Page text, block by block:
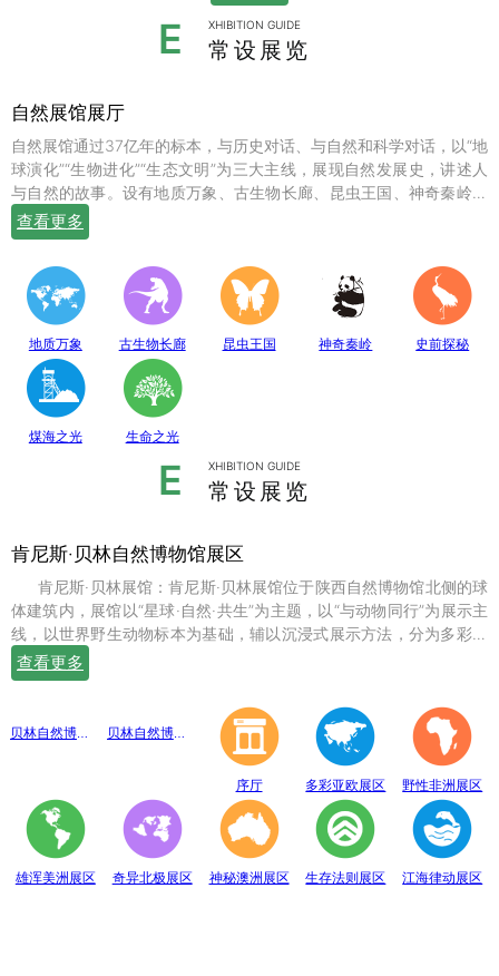
E XHIBITION GUIDE
常设展览
自然展馆展厅
自然展馆通过37亿年的标本，与历史对话、与自然和科学对话，以“地
球演化”“生物进化”“生态文明”为三大主线，展现自然发展史，讲述人
与自然的故事。设有地质万象、古生物长廊、昆虫王国、神奇秦岭、
史前探秘、煤海之光和生命之光七个常设展厅，陈列有岩石鼻祖紫苏
斜长麻粒岩等矿物标本；有鱼龙、翼龙、马门溪龙、似银杏、新芦木
等珍贵的化石；有秦岭大熊猫、金丝猴、羚牛、朱鹮、珙桐、独叶草
等珍稀动植物标本，呈现出一幅绚丽多姿的地球生命物种演化图。
查看更多
地质万象 古生物长廊 昆虫王国 神奇秦岭 史前探秘
煤海之光 生命之光
E XHIBITION GUIDE
常设展览
肯尼斯·贝林自然博物馆展区
体建筑内，展馆以“星球·自然·共生”为主题，以“与动物同行”为展示主
线，以世界野生动物标本为基础，辅以沉浸式展示方法，分为多彩亚
欧、野性非洲、雄浑美洲、奇异北极、神秘澳洲、生存法则、江海律
动、穹幕影院、勇敢者通道、互动体验等10个展示体验区，共展出七
查看更多
贝林自然博物馆趣味互动展区 贝林自然博物馆山海经奇展区
序厅 多彩亚欧展区 野性非洲展区
雄浑美洲展区 奇异北极展区 神秘澳洲展区 生存法则展区 江海律动展区